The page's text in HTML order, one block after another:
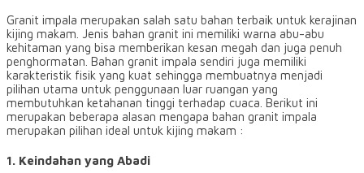
Granit impala merupakan salah satu bahan terbaik untuk kerajinan
kijing makam. Jenis bahan granit ini memiliki warna abu-abu
kehitaman yang bisa memberikan kesan megah dan juga penuh
penghormatan. Bahan granit impala sendiri juga memiliki
karakteristik fisik yang kuat sehingga membuatnya menjadi
pilihan utama untuk penggunaan luar ruangan yang
membutuhkan ketahanan tinggi terhadap cuaca. Berikut ini
merupakan beberapa alasan mengapa bahan granit impala
merupakan pilihan ideal untuk kijing makam :
1. Keindahan yang Abadi